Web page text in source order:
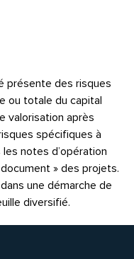
présente des risques
ou totale du capital
valorisation après
spécifiques à
notes d’opération
» des projets.
une démarche de
diversifié.